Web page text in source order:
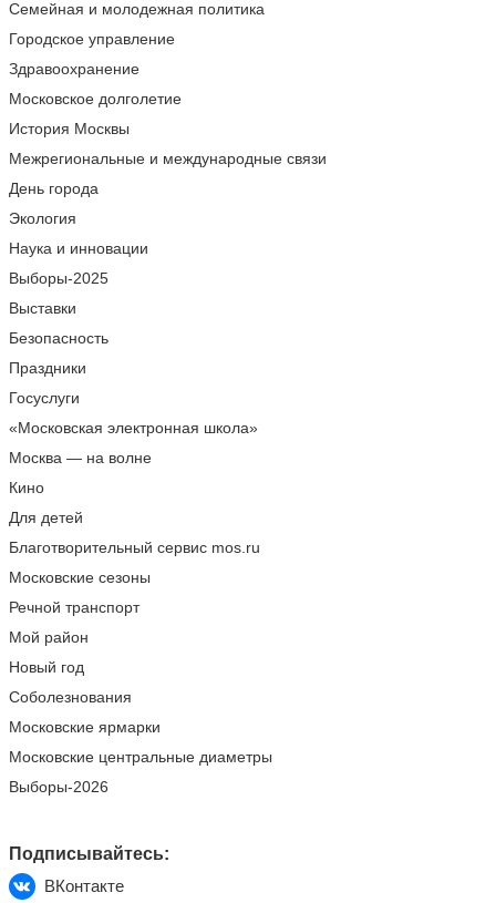
Семейная и молодежная политика
Городское управление
Здравоохранение
Московское долголетие
История Москвы
Межрегиональные и международные связи
День города
Экология
Наука и инновации
Выборы-2025
Выставки
Безопасность
Праздники
Госуслуги
«Московская электронная школа»
Москва — на волне
Кино
Для детей
Благотворительный сервис mos.ru
Московские сезоны
Речной транспорт
Мой район
Новый год
Соболезнования
Московские ярмарки
Московские центральные диаметры
Выборы-2026
Подписывайтесь:
ВКонтакте